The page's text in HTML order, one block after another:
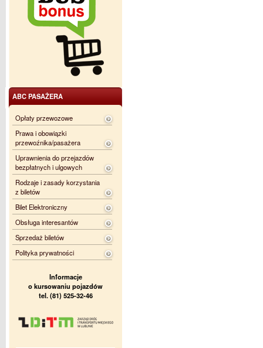
ABC PASAŻERA
Opłaty przewozowe
Prawa i obowiązki
przewoźnika/pasażera
Uprawnienia do przejazdów
bezpłatnych i ulgowych
Rodzaje i zasady korzystania
z biletów
Bilet Elektroniczny
Obsługa interesantów
Sprzedaż biletów
Polityka prywatności
Informacje
o kursowaniu pojazdów
tel. (81) 525-32-46